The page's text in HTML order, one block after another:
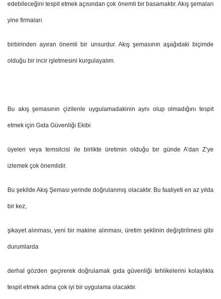
edebileceğini tespit etmek açısından çok önemli bir basamaktır. Akış şemaları
yine firmaları
birbirinden ayıran önemli bir unsurdur. Akış şemasının aşağıdaki biçimde
olduğu bir incir işletmesini kurgulayalım.
Bu akış şemasının çizilenle uygulamadakinin aynı olup olmadığını tespit
etmek için Gıda Güvenliği Ekibi
üyeleri veya temsilcisi ile birlikte üretimin olduğu bir günde A’dan Z’ye
izlemek çok önemlidir.
Bu şekilde Akış Şeması yerinde doğrulanmış olacaktır. Bu faaliyeti en az yılda
bir kez,
şikayet alınması, yeni bir makine alınması, üretim şeklinin değiştirilmesi gibi
durumlarda
derhal gözden geçirerek doğrulamak gıda güvenliği tehlikelerini kolaylıkla
tespit etmek adına çok iyi bir uygulama olacaktır.